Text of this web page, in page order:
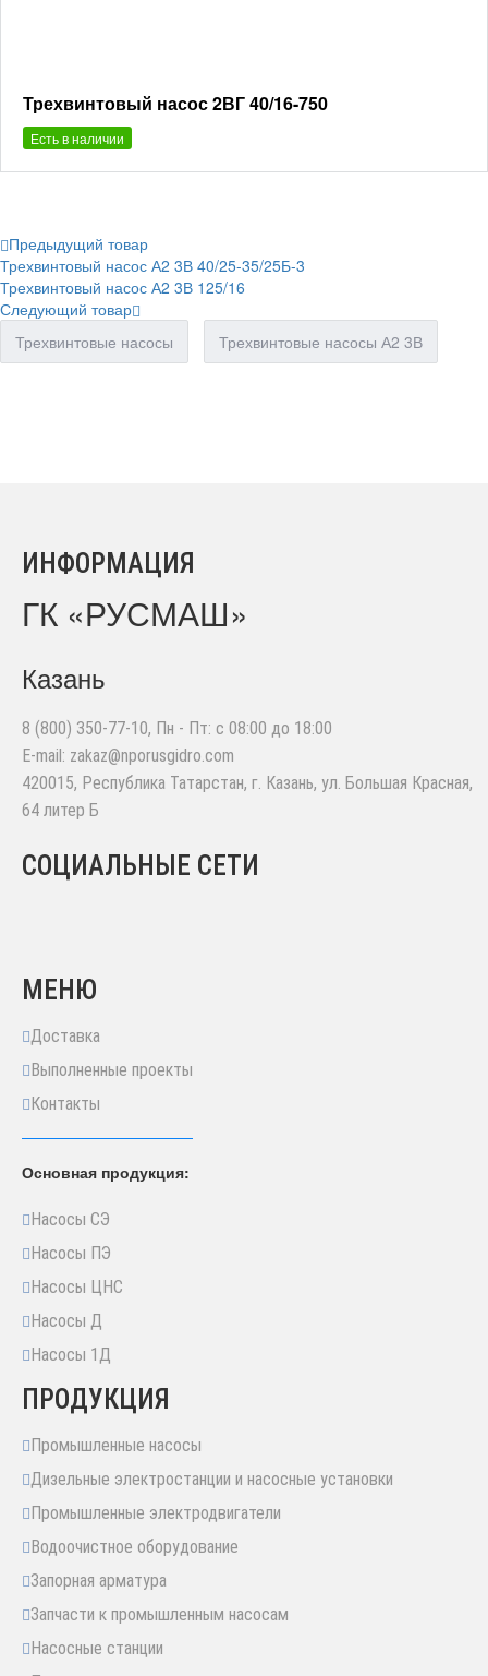
Трехвинтовый насос 2ВГ 40/16-750
Есть в наличии
Предыдущий товар
Трехвинтовый насос А2 3В 40/25-35/25Б-3
Трехвинтовый насос А2 3В 125/16
Следующий товар
Трехвинтовые насосы
Трехвинтовые насосы А2 3В
ИНФОРМАЦИЯ
ГК «РУСМАШ»
Казань
8 (800) 350-77-10, Пн - Пт: с 08:00 до 18:00
E-mail: zakaz@nporusgidro.com
420015, Республика Татарстан, г. Казань, ул. Большая Красная,
64 литер Б
СОЦИАЛЬНЫЕ СЕТИ
МЕНЮ
Доставка
Выполненные проекты
Контакты
Основная продукция:
Насосы СЭ
Насосы ПЭ
Насосы ЦНС
Насосы Д
Насосы 1Д
ПРОДУКЦИЯ
Промышленные насосы
Дизельные электростанции и насосные установки
Промышленные электродвигатели
Водоочистное оборудование
Запорная арматура
Запчасти к промышленным насосам
Насосные станции